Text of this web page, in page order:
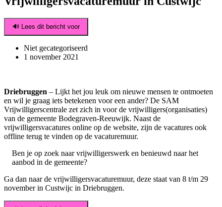
🔊 Lees dit bericht voor
Niet gecategoriseerd
1 november 2021
Driebruggen – Lijkt het jou leuk om nieuwe mensen te ontmoeten
en wil je graag iets betekenen voor een ander? De SAM
Vrijwilligerscentrale zet zich in voor de vrijwilligers(organisaties)
van de gemeente Bodegraven-Reeuwijk. Naast de
vrijwilligersvacatures online op de website, zijn de vacatures ook
offline terug te vinden op de vacaturemuur.
Ben je op zoek naar vrijwilligerswerk en benieuwd naar het
aanbod in de gemeente?
Ga dan naar de vrijwilligersvacaturemuur, deze staat van 8 t/m 29
november in Custwijc in Driebruggen.